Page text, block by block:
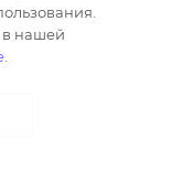
опубликованных
только при
редакции и
milena.ru
в нашей